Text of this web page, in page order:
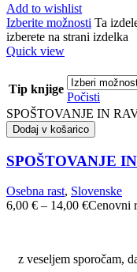
Add to wishlist
Izberite možnosti Ta
izberete na strani izdelka
Quick view
Tip knjige
Počisti
SPOŠTOVANJE IN
Dodaj v košarico
SPOŠTOVANJE
Osebna rast, Slovenske
6,00 € – 14,00 €Cenovni
z veseljem sporočam,